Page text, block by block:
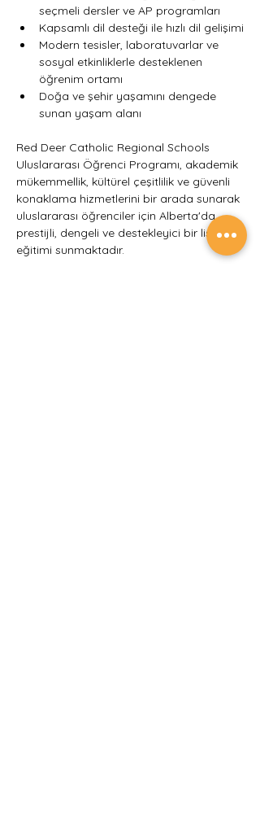
seçmeli dersler ve AP programları
Kapsamlı dil desteği ile hızlı dil gelişimi
Modern tesisler, laboratuvarlar ve
sosyal etkinliklerle desteklenen
öğrenim ortamı
Doğa ve şehir yaşamını dengede
sunan yaşam alanı
Red Deer Catholic Regional Schools
Uluslararası Öğrenci Programı, akademik
mükemmellik, kültürel çeşitlilik ve güvenli
konaklama hizmetlerini bir arada sunarak
uluslararası öğrenciler için Alberta'da
prestijli, dengeli ve destekleyici bir lise
eğitimi sunmaktadır.